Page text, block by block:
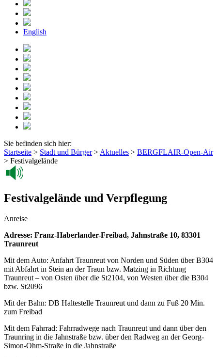
English
Sie befinden sich hier:
Startseite > Stadt und Bürger> Aktuelles > BERGFLAIR-Open-Air
> Festivalgelände
Festivalgelände und Verpflegung
Anreise
Adresse: Franz-Haberlander-Freibad, Jahnstraße 10, 83301
Traunreut
Mit dem Auto: Anfahrt Traunreut von Norden und Süden über B304
mit Abfahrt in Stein an der Traun bzw. Matzing in Richtung
Traunreut – von Osten über die St2104, von Westen über die B304
bzw. St2096
Mit der Bahn: DB Haltestelle Traunreut und dann zu Fuß 20 Min.
zum Freibad
Mit dem Fahrrad: Fahrradwege nach Traunreut und dann über den
Traunring in die Jahnstraße bzw. über den Radweg an der Georg-
Simon-Ohm-Straße in die Jahnstraße